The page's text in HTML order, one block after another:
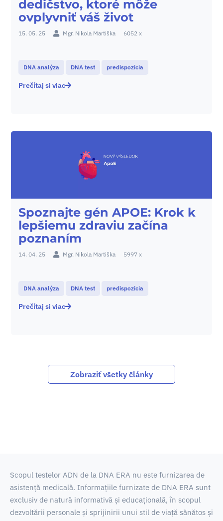
dedičstvo, ktoré môže
ovplyvniť váš život
15. 05. 25 Mgr. Nikola Martiška 6052 x
DNA analýza DNA test predispozicia
Prečítaj si viac
Spoznajte gén APOE: Krok k
lepšiemu zdraviu začína
poznaním
14. 04. 25 Mgr. Nikola Martiška 5997 x
DNA analýza DNA test predispozicia
Prečítaj si viac
Zobraziť všetky články
Scopul testelor ADN de la DNA ERA nu este furnizarea de
asistență medicală. Informațiile furnizate de DNA ERA sunt
exclusiv de natură informativă și educațională, în scopul
dezvoltării personale și sprijinirii unui stil de viață sănătos și